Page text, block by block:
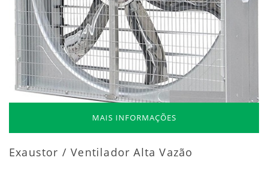
MAIS INFORMAÇÕES
Exaustor / Ventilador Alta Vazão